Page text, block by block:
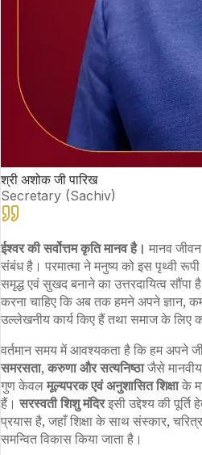
श्री अशोक जी पारिख
Secretary (Sachiv)
ईश्वर की सर्वोत्तम कृति मानव है। मानव
संबंध है। परमात्मा ने मनुष्य को इस पृथ्वी
समृद्ध एवं सुखद बनाने का उत्तरदायित्व
करना चाहिए कि अब तक हमने अपने ज्ञान,
उल्लेखनीय कार्य किए हैं तथा समाज के लिए
वर्तमान समय में आवश्यकता है कि हम अपने
समरसता, करुणा और सत्यनिष्ठाजैसे
गुण केवलमूल्यपरक एवं अनुशासित शिक्षाके
हैं।सरस्वती शिशु मंदिरइसी उद्देश्य की
प्रयास है, जहाँ शिक्षा के साथ संस्कार, चरित्र
समन्वित विकास किया जाता है।